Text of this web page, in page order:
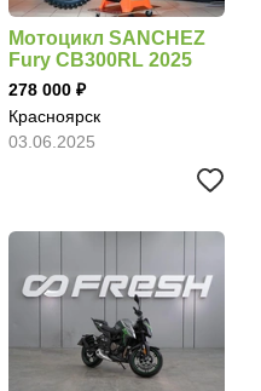
Мотоцикл SANCHEZ
Fury CB300RL 2025
278 000
Красноярск
03.06.2025